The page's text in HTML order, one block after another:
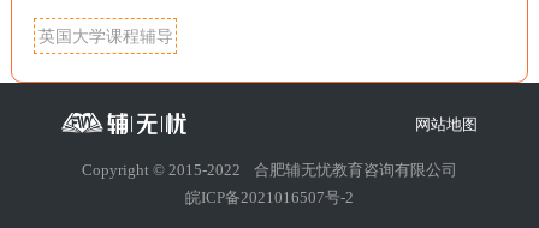
英国大学课程辅导
网站地图
Copyright © 2015-2022
合肥辅无忧教育咨询有限公司
皖ICP备2021016507号-2